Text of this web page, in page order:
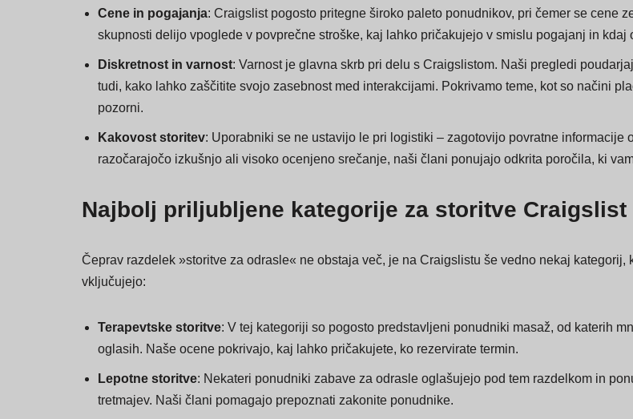
pomaga zagotoviti, da je vaša izkušnja z oglasi Craigslist prijetna in varna.
Cene in pogajanja: Craigslist pogosto pritegne široko paleto ponudnikov, pri čemer se cene
skupnosti delijo vpoglede v povprečne stroške, kaj lahko pričakujejo v smislu pogajanj in kdaj
Diskretnost in varnost
tudi, kako lahko zaščitite svojo zasebnost med interakcijami. Pokrivamo teme, kot so načini
pozorni.
razočarajočo izkušnjo ali visoko ocenjeno srečanje, naši člani ponujajo odkrita poročila, ki
Najbolj priljubljene kategorije za storitve Craigslist
vključujejo:
Terapevtske storitve: V tej kategoriji so pogosto predstavljeni ponudniki masaž, od katerih
oglasih. Naše ocene pokrivajo, kaj lahko pričakujete, ko rezervirate termin.